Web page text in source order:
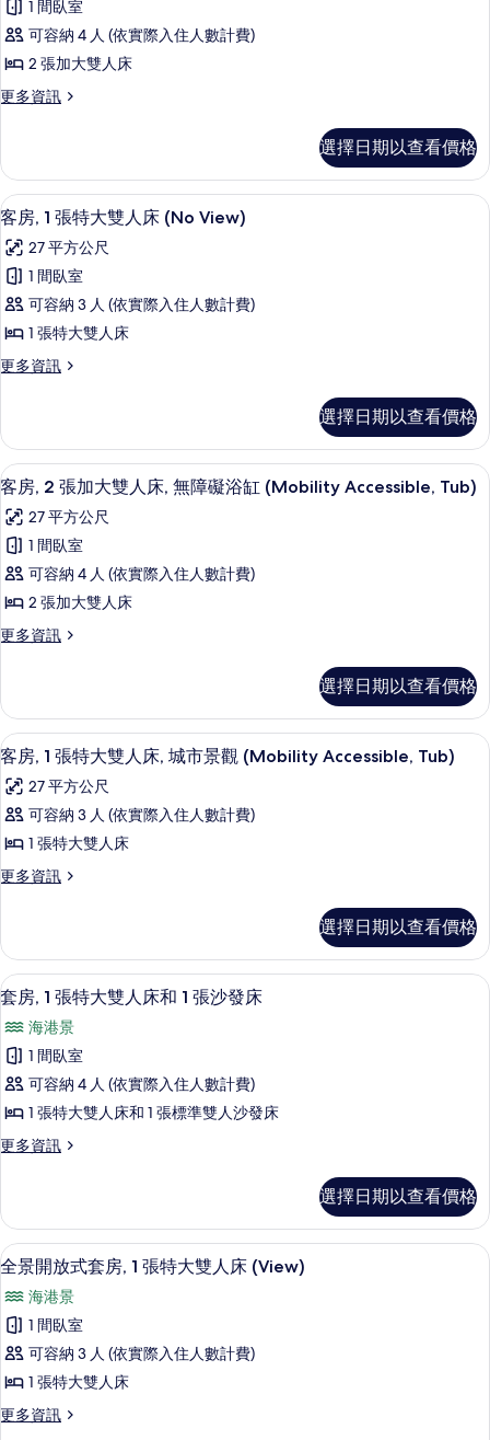
有
相
片
床
(View)
的
情
房,
2
張
加
雙
人
床
(No
View)
的
所
有
1 間臥室
可容納 4 人 (依實際入住人數計費)
2 張加大雙人床
更多資訊
更
2
張
加
雙
人
床
(No
View)
詳
選擇日期以查看價格
顯
示
客
房,
1
張
特
雙
人
床
(No
View)
的
所
有
客房內保險箱、書桌、筆電工作空間
11
客房, 1 張特大雙人床 (No View)
27 平方公尺
1 間臥室
可容納 3 人 (依實際入住人數計費)
1 張特大雙人床
更多資訊
更
1
張
特
雙
人
床
(No
View)
詳
選擇日期以查看價格
顯
示
客
房,
2
張
加
雙
人
床,
無
障
礙
浴
Accessible,
Tub)
的
所
有
相
片
客房內保險箱、書桌、筆電工作空間
7
客房, 2 張加大雙人床, 無障礙浴缸 (Mobility Accessible, Tub)
27 平方公尺
1 間臥室
可容納 4 人 (依實際入住人數計費)
2 張加大雙人床
更多資訊
更
2
張
加
雙
人
無
障
礙
(Mobility
Accessible,
Tub)
的
詳
情
選擇日期以查看價格
顯
示
客
房,
1
張
大
雙
人
床,
城
市
景
觀
Tub)
的
所
有
相
片
客房內保險箱、書桌、筆電工作空間
7
客房, 1 張特大雙人床, 城市景觀 (Mobility Accessible, Tub)
27 平方公尺
可容納 3 人 (依實際入住人數計費)
1 張特大雙人床
更多資訊
更
1
張
特
雙
人
床,
城
市
觀
的
詳
情
選擇日期以查看價格
顯
套
房,
1
張
特
雙
人
床
和
張
沙
發
55-吋智慧型電視、有線頻道、電視、
12
套房, 1 張特大雙人床和 1 張沙發床
海港景
1 間臥室
可容納 4 人 (依實際入住人數計費)
1 張特大雙人床和 1 張標準雙人沙發床
更多資訊
更
1
張
特
雙
人
床
和
沙
選擇日期以查看價格
顯
全
景
開
式
55-吋智慧型電視、有線頻道、電視、
9
全景開放式套房, 1 張特大雙人床 (View)
海港景
1 間臥室
可容納 3 人 (依實際入住人數計費)
1 張特大雙人床
更多資訊
更